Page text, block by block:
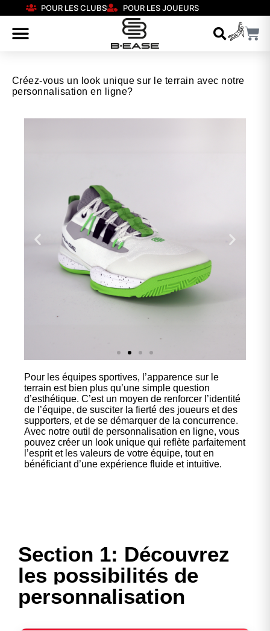
POUR LES CLUBS POUR LES JOUEURS
Créez-vous un look unique sur le terrain avec notre
personnalisation en ligne?
Nos
chaussures
Confort et performance à
prix accessible.
Pour les équipes sportives, l’apparence sur le
terrain est bien plus qu’une simple question
d’esthétique. C’est un moyen de renforcer l’identité
de l’équipe, de susciter la fierté des joueurs et des
supporters, et de se démarquer de la concurrence.
Avec notre outil de personnalisation en ligne, vous
pouvez créer un look unique qui reflète parfaitement
l’esprit et les valeurs de votre équipe, tout en
bénéficiant d’une expérience fluide et intuitive.
Section 1: Découvrez
les possibilités de
personnalisation